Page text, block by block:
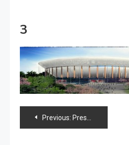
3
Navegación
Previous: Presentan 2 propuestas de estadio Olímpico para Tokyo 2020